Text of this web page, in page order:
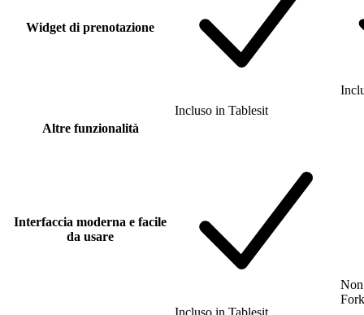
Widget di prenotazione
Incluso in Tablesit
Altre funzionalità
Interfaccia moderna e facile
da usare
Incluso in Tablesit
Fork